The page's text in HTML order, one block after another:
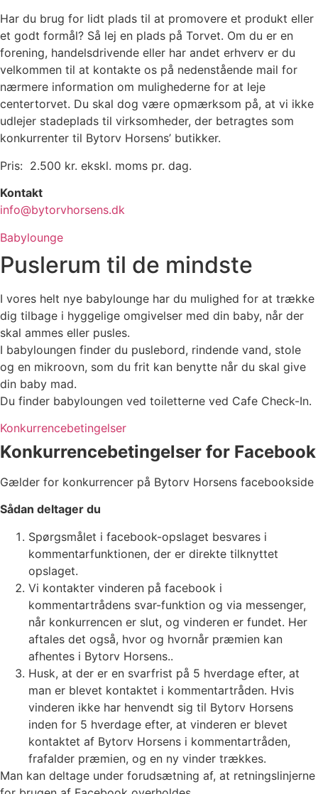
Har du brug for lidt plads til at promovere et produkt eller
et godt formål? Så lej en plads på Torvet. Om du er en
forening, handelsdrivende eller har andet erhverv er du
velkommen til at kontakte os på nedenstående mail for
nærmere information om mulighederne for at leje
centertorvet. Du skal dog være opmærksom på, at vi ikke
udlejer stadeplads til virksomheder, der betragtes som
konkurrenter til Bytorv Horsens’ butikker.
Pris: 2.500 kr. ekskl. moms pr. dag.
Kontakt
info@bytorvhorsens.dk
Babylounge
Puslerum til de mindste
I vores helt nye babylounge har du mulighed for at trække
dig tilbage i hyggelige omgivelser med din baby, når der
skal ammes eller pusles.
I babyloungen finder du puslebord, rindende vand, stole
og en mikroovn, som du frit kan benytte når du skal give
din baby mad.
Du finder babyloungen ved toiletterne ved Cafe Check-In.
Konkurrencebetingelser
Konkurrencebetingelser for Facebook
Gælder for konkurrencer på Bytorv Horsens facebookside
Sådan deltager du
Spørgsmålet i facebook-opslaget besvares i
kommentarfunktionen, der er direkte tilknyttet
opslaget.
Vi kontakter vinderen på facebook i
kommentartrådens svar-funktion og via messenger,
når konkurrencen er slut, og vinderen er fundet. Her
aftales det også, hvor og hvornår præmien kan
afhentes i Bytorv Horsens..
Husk, at der er en svarfrist på 5 hverdage efter, at
man er blevet kontaktet i kommentartråden. Hvis
vinderen ikke har henvendt sig til Bytorv Horsens
inden for 5 hverdage efter, at vinderen er blevet
kontaktet af Bytorv Horsens i kommentartråden,
frafalder præmien, og en ny vinder trækkes.
Man kan deltage under forudsætning af, at retningslinjerne